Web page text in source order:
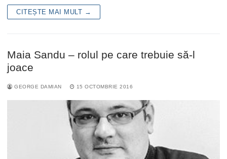
CITEȘTE MAI MULT →
Maia Sandu – rolul pe care trebuie să-l
joace
GEORGE DAMIAN 15 OCTOMBRIE 2016